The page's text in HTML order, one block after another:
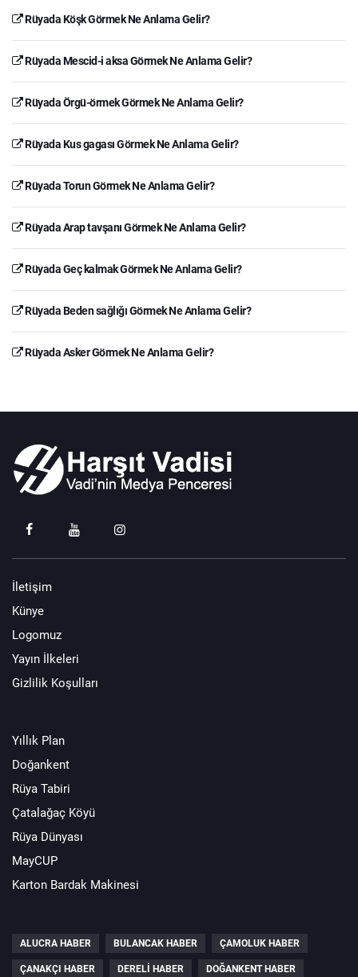
Rüyada Köşk Görmek Ne Anlama Gelir?
Rüyada Mescid-i aksa Görmek Ne Anlama Gelir?
Rüyada Örgü-örmek Görmek Ne Anlama Gelir?
Rüyada Kus gagası Görmek Ne Anlama Gelir?
Rüyada Torun Görmek Ne Anlama Gelir?
Rüyada Arap tavşanı Görmek Ne Anlama Gelir?
Rüyada Geç kalmak Görmek Ne Anlama Gelir?
Rüyada Beden sağlığı Görmek Ne Anlama Gelir?
Rüyada Asker Görmek Ne Anlama Gelir?
İletişim
Künye
Logomuz
Yayın İlkeleri
Gizlilik Koşulları
Yıllık Plan
Doğankent
Rüya Tabiri
Çatalağaç Köyü
Rüya Dünyası
MayCUP
Karton Bardak Makinesi
ALUCRA HABER BULANCAK HABER ÇAMOLUK HABER
ÇANAKÇI HABER DERELI HABER DOĞANKENT HABER